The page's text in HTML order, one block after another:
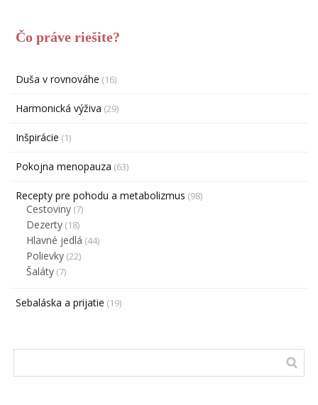
Čo práve riešite?
Duša v rovnováhe (16)
Harmonická výživa (29)
Inšpirácie (1)
Pokojna menopauza (63)
Recepty pre pohodu a metabolizmus (98)
Cestoviny (7)
Dezerty (18)
Hlavné jedlá (44)
Polievky (22)
Šaláty (7)
Sebaláska a prijatie (19)